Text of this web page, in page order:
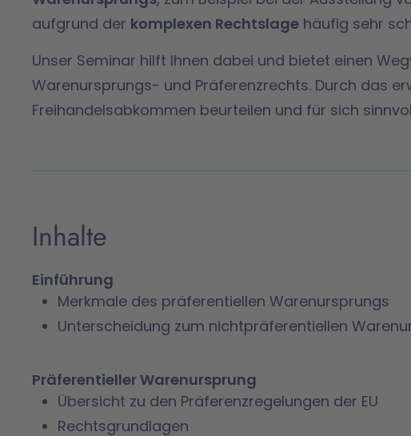
aufgrund der komplexen Rechtslage häufig sehr
Unser Seminar hilft Ihnen dabei und bietet einen
Warenursprungs- und Präferenzrechts. Durch das
Freihandelsabkommen beurteilen und für sich
Inhalte
Einführung
Merkmale des präferentiellen Warenursprungs
Unterscheidung zum nichtpräferentiellen
Präferentieller Warenursprung
Übersicht zu den Präferenzregelungen der EU
Rechtsgrundlagen